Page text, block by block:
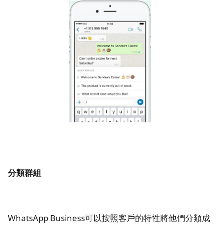
分類群組
WhatsApp Business可以按照客戶的特性將他們分類成